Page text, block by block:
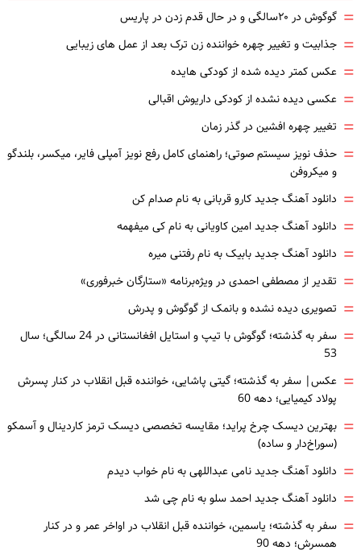
= گوگوش در ۲۰سالگی و در حال قدم زدن در پاریس
= جذابیت و تغییر چهره خواننده زن ترک بعد از عمل های زیبایی
= عکس کمتر دیده شده از کودکی هایده
= عکسی دیده نشده از کودکی داریوش اقبالی
= تغییر چهره افشین در گذر زمان
= حذف نویز سیستم صوتی؛ راهنمای کامل رفع نویز آمپلی فایر، میکسر، بلندگو
و میکروفن
= دانلود آهنگ جدید کارو قربانی به نام صدام کن
= دانلود آهنگ جدید امین کاویانی به نام کی میفهمه
= دانلود آهنگ جدید بابیک به نام رفتنی میره
= تقدیر از مصطفی احمدی در ویژه‌برنامه «ستارگان خبرفوری»
= تصویری دیده نشده و بانمک از گوگوش و پدرش
=
سفر به گذشته؛ گوگوش با تیپ و استایل افغانستانی در 24 سالگی؛ سال
53
= عکس| سفر به گذشته؛ گیتی پاشایی، خواننده قبل انقلاب در کنار پسرش
پولاد کیمیایی؛ دهه 60
= بهترین دیسک چرخ پراید؛ مقایسه تخصصی دیسک ترمز کاردینال و آسمکو
(سوراخ‌دار و ساده)
= دانلود آهنگ جدید نامی عبداللهی به نام خواب دیدم
= دانلود آهنگ جدید احمد سلو به نام چی شد
= سفر به گذشته؛ یاسمین، خواننده قبل انقلاب در اواخر عمر و در کنار
همسرش؛ دهه 90